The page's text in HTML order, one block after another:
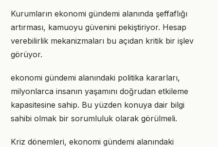
Kurumların ekonomi gündemi alanında şeffaflığı
artırması, kamuoyu güvenini pekiştiriyor. Hesap
verebilirlik mekanizmaları bu açıdan kritik bir işlev
görüyor.
ekonomi gündemi alanındaki politika kararları,
milyonlarca insanın yaşamını doğrudan etkileme
kapasitesine sahip. Bu yüzden konuya dair bilgi
sahibi olmak bir sorumluluk olarak görülmeli.
Kriz dönemleri, ekonomi gündemi alanındaki